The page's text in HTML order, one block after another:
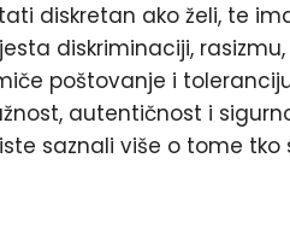
diskretan ako želi, te
diskriminaciji,
poštovanje i
autentičnost i
saznali više o tome tko